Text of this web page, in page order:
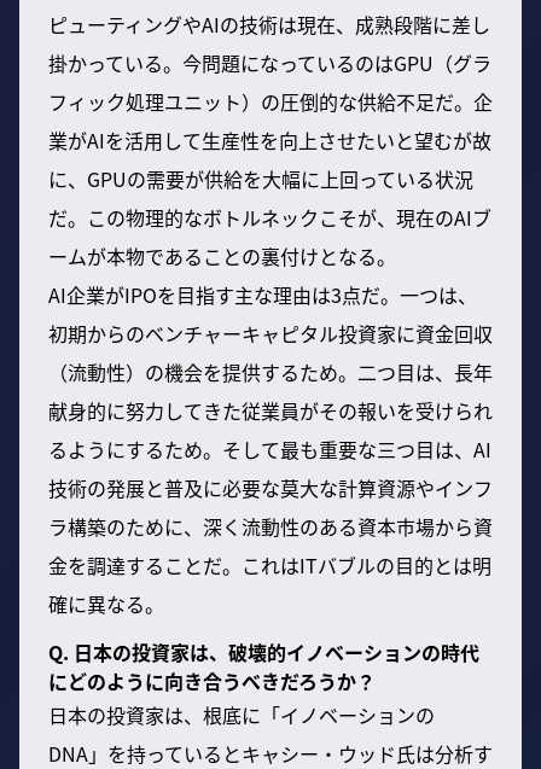
ピューティングやAIの技術は現在、成熟段階に差し
掛かっている。今問題になっているのはGPU（グラ
フィック処理ユニット）の圧倒的な供給不足だ。企
業がAIを活用して生産性を向上させたいと望むが故
に、GPUの需要が供給を大幅に上回っている状況
だ。この物理的なボトルネックこそが、現在のAIブ
ームが本物であることの裏付けとなる。
AI企業がIPOを目指す主な理由は3点だ。一つは、
初期からのベンチャーキャピタル投資家に資金回収
（流動性）の機会を提供するため。二つ目は、長年
献身的に努力してきた従業員がその報いを受けられ
るようにするため。そして最も重要な三つ目は、AI
技術の発展と普及に必要な莫大な計算資源やインフ
ラ構築のために、深く流動性のある資本市場から資
金を調達することだ。これはITバブルの目的とは明
確に異なる。
Q. 日本の投資家は、破壊的イノベーションの時代
にどのように向き合うべきだろうか？
日本の投資家は、根底に「イノベーションの
DNA」を持っているとキャシー・ウッド氏は分析す